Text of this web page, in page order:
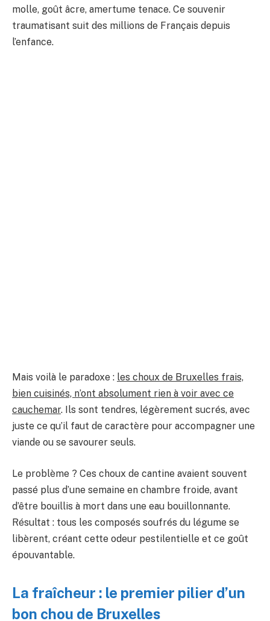
molle, goût âcre, amertume tenace. Ce souvenir
traumatisant suit des millions de Français depuis
l’enfance.
Mais voilà le paradoxe : les choux de Bruxelles frais,
bien cuisinés, n’ont absolument rien à voir avec ce
cauchemar. Ils sont tendres, légèrement sucrés, avec
juste ce qu’il faut de caractère pour accompagner une
viande ou se savourer seuls.
Le problème ? Ces choux de cantine avaient souvent
passé plus d’une semaine en chambre froide, avant
d’être bouillis à mort dans une eau bouillonnante.
Résultat : tous les composés soufrés du légume se
libèrent, créant cette odeur pestilentielle et ce goût
épouvantable.
La fraîcheur : le premier pilier d’un
bon chou de Bruxelles